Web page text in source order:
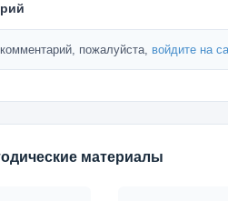
пожалуйста, войдите на
материалы